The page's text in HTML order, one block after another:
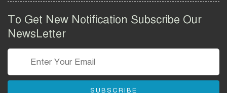
Group Job Circular 2026
তথ্য অধিদপ্তর নিয়োগ বিজ্ঞপ্তি
To Get New Notification Subscribe Our
NewsLetter
SUBSCRIBE